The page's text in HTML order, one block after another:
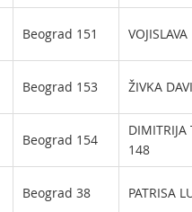
Beograd 151
Beograd 153 ŽIVKA
Beograd 154
DIMITRIJA
148
Beograd 38 PATRISA